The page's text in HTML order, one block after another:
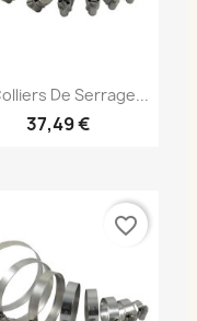
De Serrage...
37,49 €
favorite_border